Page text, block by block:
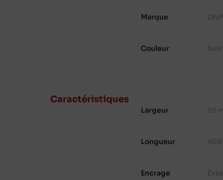
Marque
Couleur Noir
Caractéristiques
Largeur 55
Longueur 450
Encrage